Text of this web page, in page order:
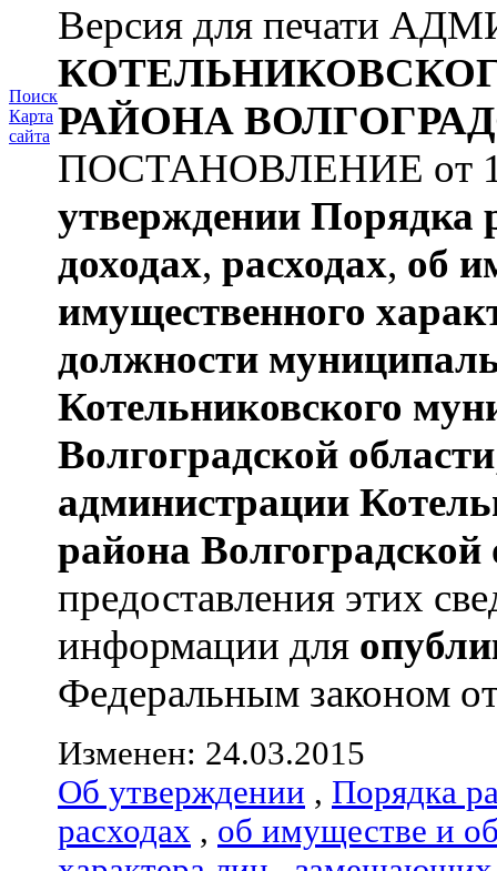
Поиск
Карта
сайта
Версия для печати
РАЙОНА
ПОСТАНОВЛЕНИЕ от
утверждении Порядка
доходах, расходах, об
имущественного
должности
Котельниковского
Волгоградской области
администрации
района Волгоградской
предоставления этих
информации для
Федеральным законом
Изменен: 24.03.2015
Об утверждении , Порядка
расходах , об имуществе и